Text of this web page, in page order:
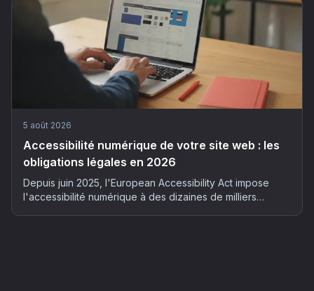
5 août 2026
Accessibilité numérique de votre site web : les
obligations légales en 2026
Depuis juin 2025, l'European Accessibility Act impose
l'accessibilité numérique à des dizaines de milliers